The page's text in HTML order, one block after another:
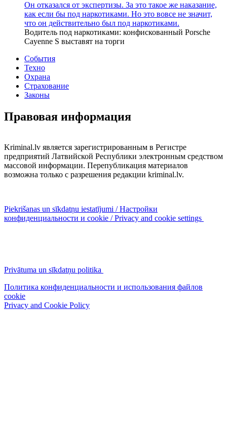
Он отказался от экспертизы. За это такое же наказание,
как если бы под наркотиками. Но это вовсе не значит,
что он действительно был под наркотиками.
Водитель под наркотиками: конфискованный Porsche
Cayenne S выставят на торги
События
Техно
Охрана
Страхование
Законы
Правовая информация
Kriminal.lv является зарегистрированным в Регистре
предприятий Латвийской Республики электронным средством
массовой информации. Перепубликация материалов
возможна только с разрешения редакции kriminal.lv.
Piekrišanas un sīkdatņu iestatījumi / Настройки
конфиденциальности и cookie / Privacy and cookie settings
Privātuma un sīkdatņu politika
Политика конфиденциальности и использования файлов
cookie
Privacy and Cookie Policy